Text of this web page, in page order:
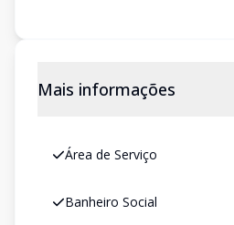
Mais informações
Área de Serviço
Banheiro Social